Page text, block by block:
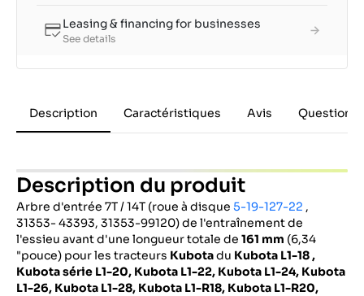
Leasing & financing for businesses
See details
Description Caractéristiques Avis Questions
Description du produit
Arbre d'entrée 7T / 14T (roue à disque 5-19-127-22 ,
31353- 43393, 31353-99120) de l'entraînement de
l'essieu avant d'une longueur totale de 161 mm (6,34
"pouce) pour les tracteurs Kubotadu Kubota L1-18 ,
Kubota série L1-20, Kubota L1-22, Kubota L1-24, Kubota
L1-26, Kubota L1-28, Kubota L1-R18, Kubota L1-R20,